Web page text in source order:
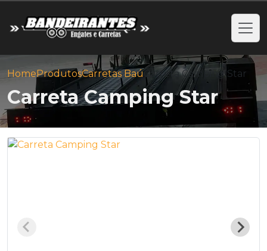
HomeProdutosCarretas BaúCarreta Camping Star
Carreta Camping Star